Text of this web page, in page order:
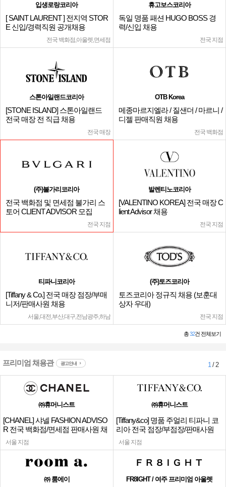
입생로랑코리아
[ SAINT LAURENT ] 전지역 STOR
E 신입/경력직원 공개채용
전국 백화점,아울렛,면세점
휴고보스코리아
독일 명품 패션 HUGO BOSS 경
력/신입 채용
전국 지점
스톤아일랜드코리아
[STONE ISLAND] 스톤아일랜드
전국 매장 전 직급 채용
전국 매장
OTB Korea
메종마르지엘라 / 질샌더 / 마르니 /
디젤 판매직원 채용
전국 백화점
(주)불가리코리아
전국 백화점 및 면세점 불가리 스
토어 CLIENT ADVISOR 모집
전국 지점
발렌티노코리아
[VALENTINO KOREA] 전국 매장 C
lient Advisor 채용
전국 지점
티파니코리아
[Tiffany & Co.] 전국 매장 점장/부매
니저/판매사원 채용
서울,대전,부산,대구,전남광주,하남
(주)토즈코리아
토즈코리아 정규직 채용 (보훈대
상자 우대)
전국 지점
총32건 전체보기
프리미엄 채용관 광고안내 1/ 2
㈜휴머니스트
[CHANEL] 샤넬 FASHION ADVISO
R 전국 백화점/면세점 판매사원 채
용
서울 지점
㈜휴머니스트
[Tiffany&co] 명품 주얼리 티파니 코
리아 전국 점장/부점장/판매사원
서울 지점
㈜ 룸에이 FR8IGHT / 여주 프리미엄 아울렛